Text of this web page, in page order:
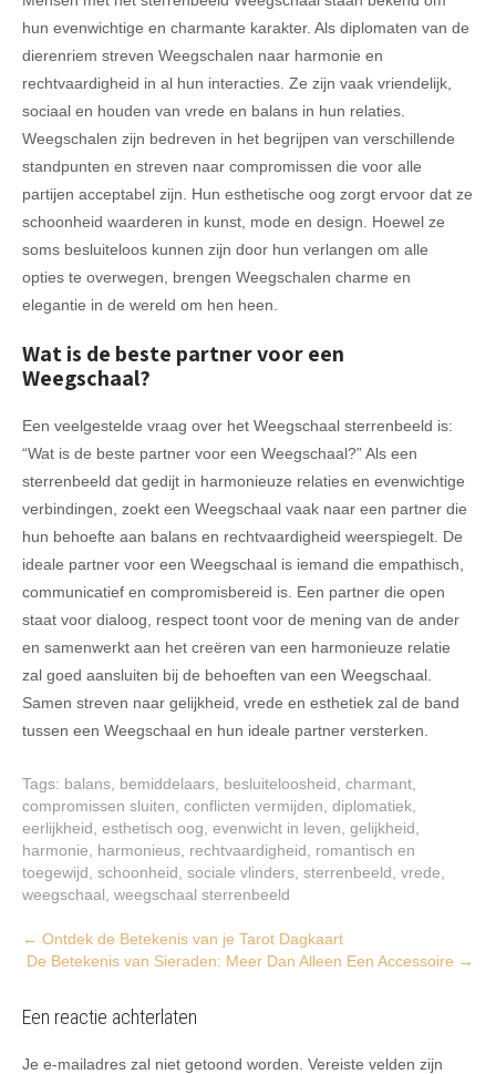
hun evenwichtige en charmante karakter. Als diplomaten van de
dierenriem streven Weegschalen naar harmonie en
rechtvaardigheid in al hun interacties. Ze zijn vaak vriendelijk,
sociaal en houden van vrede en balans in hun relaties.
Weegschalen zijn bedreven in het begrijpen van verschillende
standpunten en streven naar compromissen die voor alle
partijen acceptabel zijn. Hun esthetische oog zorgt ervoor dat ze
schoonheid waarderen in kunst, mode en design. Hoewel ze
soms besluiteloos kunnen zijn door hun verlangen om alle
opties te overwegen, brengen Weegschalen charme en
elegantie in de wereld om hen heen.
Wat is de beste partner voor een
Weegschaal?
Een veelgestelde vraag over het Weegschaal sterrenbeeld is:
“Wat is de beste partner voor een Weegschaal?” Als een
sterrenbeeld dat gedijt in harmonieuze relaties en evenwichtige
verbindingen, zoekt een Weegschaal vaak naar een partner die
hun behoefte aan balans en rechtvaardigheid weerspiegelt. De
ideale partner voor een Weegschaal is iemand die empathisch,
communicatief en compromisbereid is. Een partner die open
staat voor dialoog, respect toont voor de mening van de ander
en samenwerkt aan het creëren van een harmonieuze relatie
zal goed aansluiten bij de behoeften van een Weegschaal.
Samen streven naar gelijkheid, vrede en esthetiek zal de band
tussen een Weegschaal en hun ideale partner versterken.
Tags: balans bemiddelaars besluiteloosheid charmant
compromissen sluiten conflicten vermijden diplomatiek
eerlijkheid esthetisch oog evenwicht in leven gelijkheid
harmonie
harmonieus rechtvaardigheid
romantisch en
toegewijd schoonheid sociale vlinders sterrenbeeld vrede
weegschaal weegschaal sterrenbeeld
Post
navigation
← Ontdek de Betekenis van je Tarot Dagkaart
De Betekenis van Sieraden: Meer Dan Alleen Een Accessoire →
Een reactie achterlaten
Je e-mailadres zal niet getoond worden. Vereiste velden zijn